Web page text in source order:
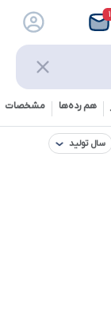
۱
هم رده‌ها‌ مشخصات
سال تولید